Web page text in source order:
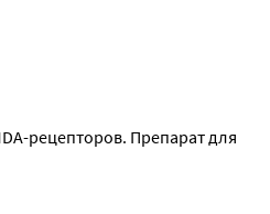
рецепторов. Препарат для